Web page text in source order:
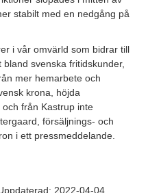
stabilt med en nedgång på
i vår omvärld som bidrar till
svenska fritidskunder,
mer hemarbete och
krona, höjda
från Kastrup inte
försäljnings- och
i ett pressmeddelande.
2022-04-04